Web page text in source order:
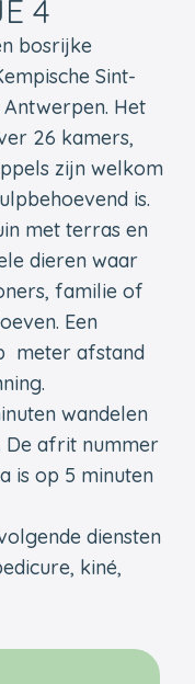
4
bosrijke
Sint-
Het
26 kamers,
zijn welkom
is.
met terras en
dieren waar
familie of
Een
meter afstand
wandelen
De afrit nummer
is op 5 minuten
diensten
kiné,